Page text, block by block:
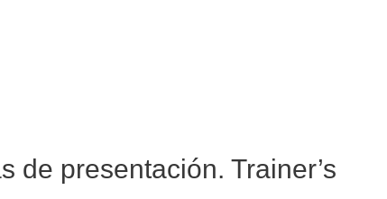
de presentación. Trainer’s